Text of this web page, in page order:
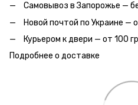
Самовывоз в Запорожье —
Новой почтой по Украине —
Курьером к двери — от 100
Подробнее о доставке